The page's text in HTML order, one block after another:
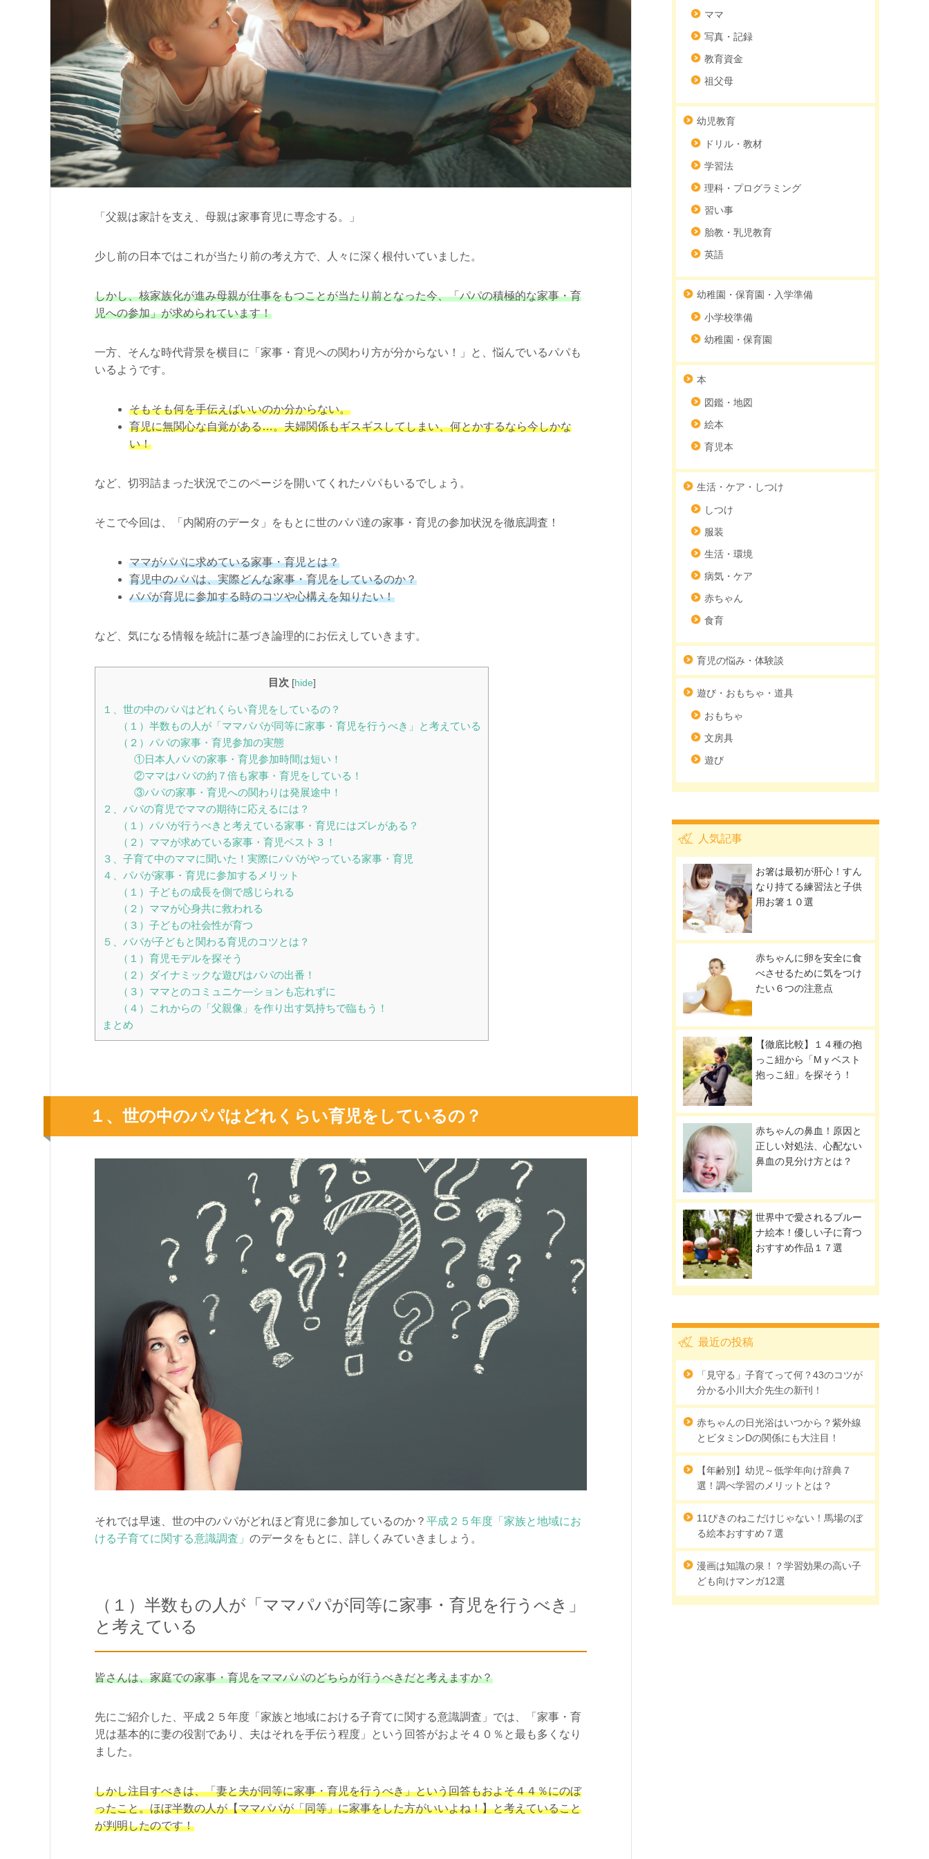
「父親は家計を支え、母親は家事育児に専念する。」
少し前の日本ではこれが当たり前の考え方で、人々に深く根付いていました。
しかし、核家族化が進み母親が仕事をもつことが当たり前となった今、「パパの積極的な家事・育
児への参加」が求められています！
一方、そんな時代背景を横目に「家事・育児への関わり方が分からない！」と、悩んでいるパパも
いるようです。
そもそも何を手伝えばいいのか分からない。
育児に無関心な自覚がある…。夫婦関係もギスギスしてしまい、何とかするなら今しかな
い！
など、切羽詰まった状況でこのページを開いてくれたパパもいるでしょう。
そこで今回は、「内閣府のデータ」をもとに世のパパ達の家事・育児の参加状況を徹底調査！
ママがパパに求めている家事・育児とは？
育児中のパパは、実際どんな家事・育児をしているのか？
パパが育児に参加する時のコツや心構えを知りたい！
など、気になる情報を統計に基づき論理的にお伝えしていきます。
目次 [hide]
１、世の中のパパはどれくらい育児をしているの？
（１）半数もの人が「ママパパが同等に家事・育児を行うべき」と考えている
（２）パパの家事・育児参加の実態
①日本人パパの家事・育児参加時間は短い！
②ママはパパの約７倍も家事・育児をしている！
③パパの家事・育児への関わりは発展途中！
２、パパの育児でママの期待に応えるには？
（１）パパが行うべきと考えている家事・育児にはズレがある？
（２）ママが求めている家事・育児ベスト３！
３、子育て中のママに聞いた！実際にパパがやっている家事・育児
４、パパが家事・育児に参加するメリット
（１）子どもの成長を側で感じられる
（２）ママが心身共に救われる
（３）子どもの社会性が育つ
５、パパが子どもと関わる育児のコツとは？
（１）育児モデルを探そう
（２）ダイナミックな遊びはパパの出番！
（３）ママとのコミュニケ―ションも忘れずに
（４）これからの「父親像」を作り出す気持ちで臨もう！
まとめ
１、世の中のパパはどれくらい育児をしているの？
それでは早速、世の中のパパがどれほど育児に参加しているのか？ 平成２５年度「家族と地域にお
ける子育てに関する意識調査」 のデータをもとに、詳しくみていきましょう。
（１）半数もの人が「ママパパが同等に家事・育児を行うべき」
と考えている
皆さんは、家庭での家事・育児をママパパのどちらが行うべきだと考えますか？
先にご紹介した、平成２５年度「家族と地域における子育てに関する意識調査」では、「家事・育
児は基本的に妻の役割であり、夫はそれを手伝う程度」という回答がおよそ４０％と最も多くなり
ました。
しかし注目すべきは、「妻と夫が同等に家事・育児を行うべき」という回答もおよそ４４％にのぼ
ったこと。ほぼ半数の人が【ママパパが「同等」に家事をした方がいいよね！】と考えていること
が判明したのです！
ママ
写真・記録
教育資金
祖父母
幼児教育
ドリル・教材
学習法
理科・プログラミング
習い事
胎教・乳児教育
英語
幼稚園・保育園・入学準備
小学校準備
幼稚園・保育園
本
図鑑・地図
絵本
育児本
生活・ケア・しつけ
しつけ
服装
生活・環境
病気・ケア
赤ちゃん
食育
育児の悩み・体験談
遊び・おもちゃ・道具
おもちゃ
文房具
遊び
人気記事
お箸は最初が肝心！すん
なり持てる練習法と子供
用お箸１０選
赤ちゃんに卵を安全に食
べさせるために気をつけ
たい６つの注意点
【徹底比較】１４種の抱
っこ紐から「Mｙベスト
抱っこ紐」を探そう！
赤ちゃんの鼻血！原因と
正しい対処法、心配ない
鼻血の見分け方とは？
世界中で愛されるブルー
ナ絵本！優しい子に育つ
おすすめ作品１７選
最近の投稿
「見守る」子育てって何？43のコツが
分かる小川大介先生の新刊！
赤ちゃんの日光浴はいつから？紫外線
とビタミンDの関係にも大注目！
【年齢別】幼児～低学年向け辞典７
選！調べ学習のメリットとは？
11ぴきのねこだけじゃない！馬場のぼ
る絵本おすすめ７選
漫画は知識の泉！？学習効果の高い子
ども向けマンガ12選